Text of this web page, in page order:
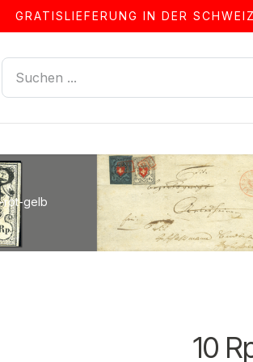
GRATISLIEFERUNG IN DER
rot-gelb
10